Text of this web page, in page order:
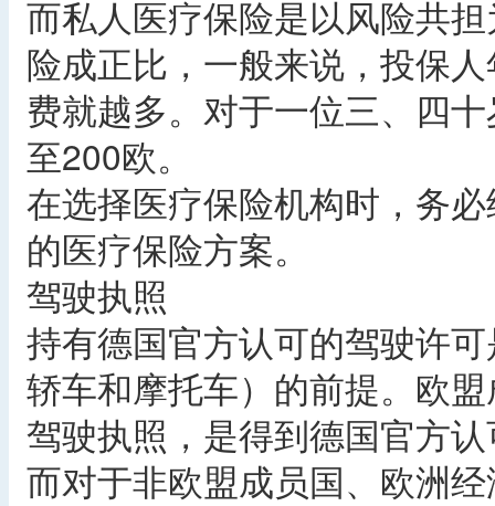
而私人医疗保险是以风险共
险成正比，一般来说，投保
费就越多。对于一位三、四
至200欧。
在选择医疗保险机构时，务
的医疗保险方案。
驾驶执照
持有德国官方认可的驾驶许
轿车和摩托车）的前提。欧
驾驶执照，是得到德国官方
而对于非欧盟成员国、欧洲